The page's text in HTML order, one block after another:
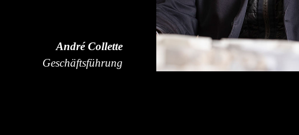
André Collette
Geschäftsführung